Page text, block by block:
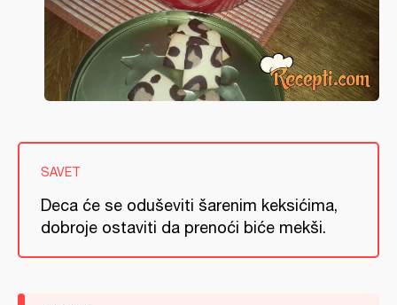
SAVET
Deca će se oduševiti šarenim keksićima,
dobroje ostaviti da prenoći biće mekši.